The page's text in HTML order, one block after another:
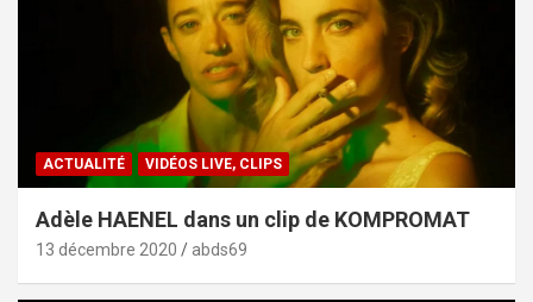
ACTUALITÉ VIDÉOS LIVE, CLIPS
Adèle HAENEL dans un clip de KOMPROMAT
13 décembre 2020 abds69